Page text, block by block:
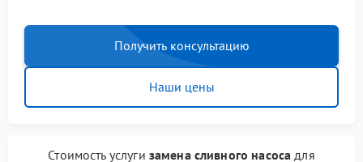
Получить консультацию
Наши цены
Стоимость услуги замена сливного насоса для